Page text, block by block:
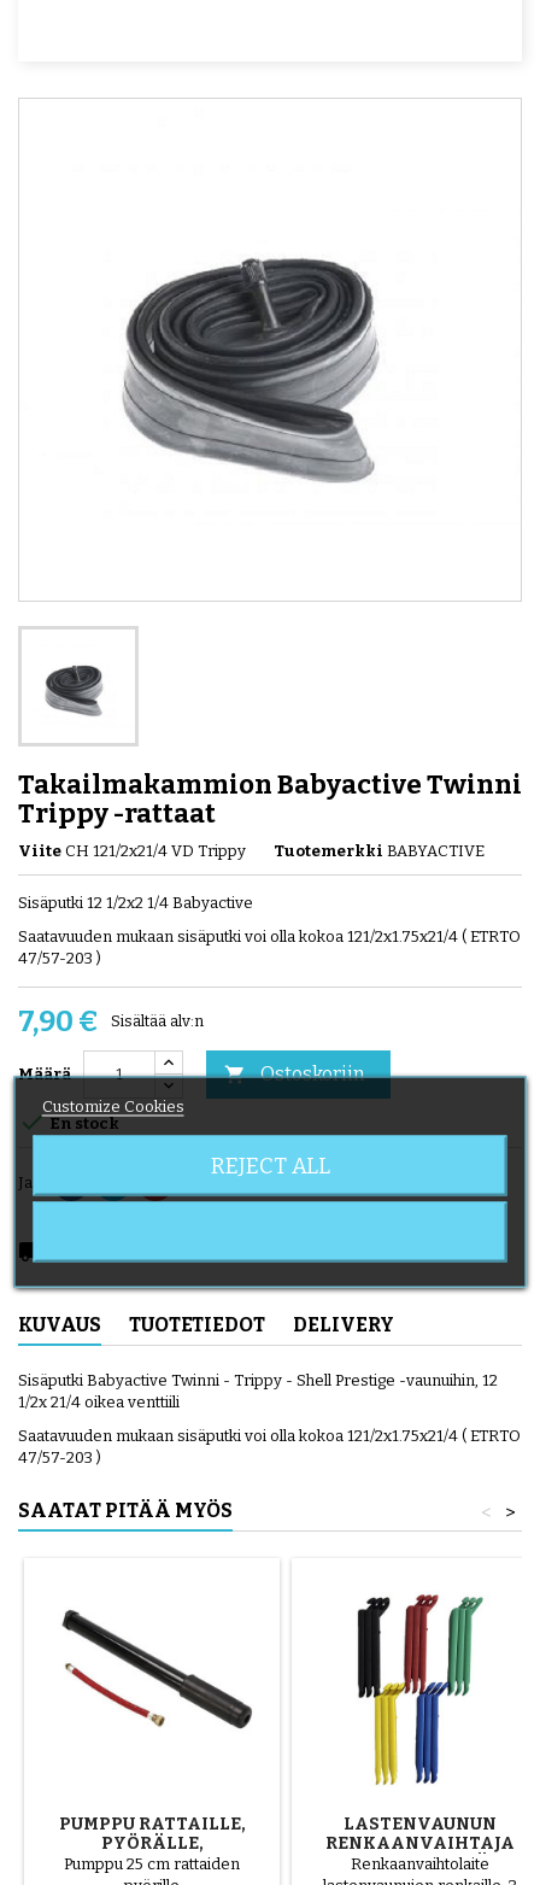
Takailmakammion Babyactive Twinni
Trippy -rattaat
Viite CH 121/2x21/4 VD Trippy Tuotemerkki BABYACTIVE
Sisäputki 12 1/2x2 1/4 Babyactive
Saatavuuden mukaan sisäputki voi olla kokoa 121/2x1.75x21/4 ( ETRTO
47/57-203 )
7,90 € Sisältää alv:n
Määrä  Ostoskoriin
 En stock
Jaa
local_shipping
KUVAUS TUOTETIEDOT DELIVERY
Sisäputki Babyactive Twinni - Trippy - Shell Prestige -vaunuihin, 12
1/2x 21/4 oikea venttiili
Saatavuuden mukaan sisäputki voi olla kokoa 121/2x1.75x21/4 ( ETRTO
47/57-203 )
SAATAT PITÄÄ MYÖS >
<
PUMPPU RATTAILLE,
PYÖRÄLLE,
SKOOTTERILLE
Pumppu 25 cm rattaiden
LASTENVAUNUN
RENKAANVAIHTAJA
SATUNNAINEN VÄRI 1
Renkaanvaihtolaite
Customize Cookies
REJECT ALL